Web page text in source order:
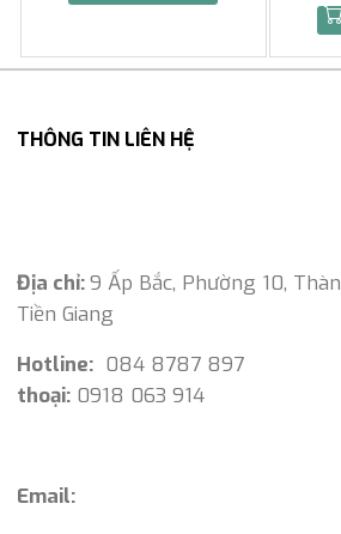
THÔNG TIN LIÊN HỆ
Địa chỉ:9 Ấp Bắc, Phường 10,
Tiền Giang
Hotline: 084 8787
thoại: 0918 063 914
Email: